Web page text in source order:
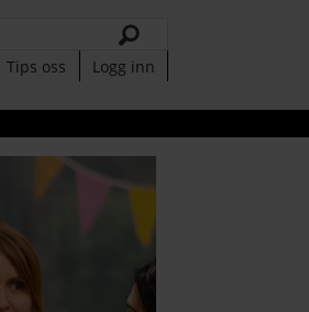
Tips oss Logg inn